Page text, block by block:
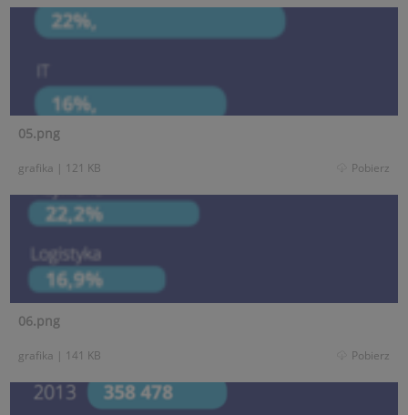
05.png
grafika | 121 KB Pobierz
06.png
grafika | 141 KB Pobierz